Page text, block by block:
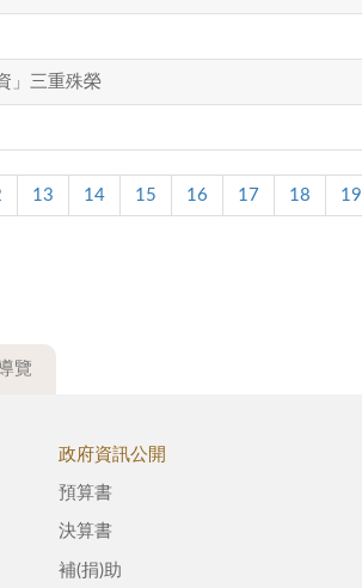
」三重殊榮
13 14 15 16 17 18 19
覽
政府資訊公開
預算書
決算書
補(捐)助